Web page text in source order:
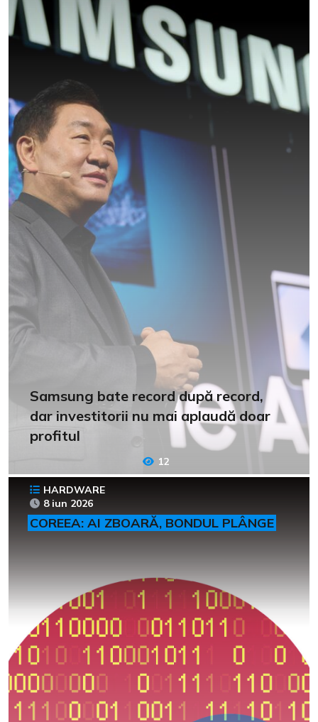
Samsung bate record după record,
dar investitorii nu mai aplaudă doar
profitul
12
HARDWARE
8 iun 2026
COREEA: AI ZBOARĂ, BONDUL PLÂNGE